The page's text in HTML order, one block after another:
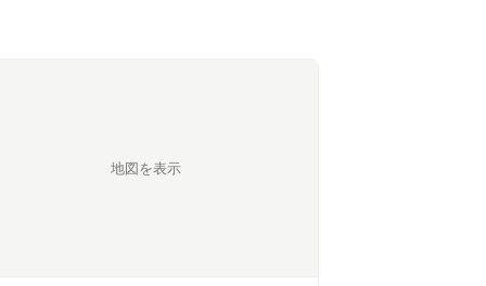
地図を表示